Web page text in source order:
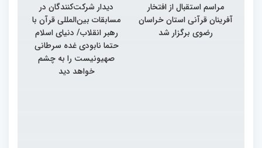
مراسم استقبال از افتخار
آفرینان قرآنی استان خراسان
رضوی برگزار شد
دیدار شرکت‌کنندگان در
مسابقات بین‌المللی قرآن با
رهبر انقلاب/ دنیای اسلام
حتما نابودی غده سرطانی
صهیونیست را به چشم
خواهد دید